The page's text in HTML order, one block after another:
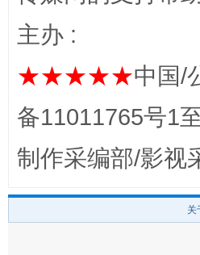
完善运行机制助力责任有效
东山县通报“牛蛙产品抗生素超
主办 :
★★★★★中国/
备11011765号1
制作采编部/影视
关